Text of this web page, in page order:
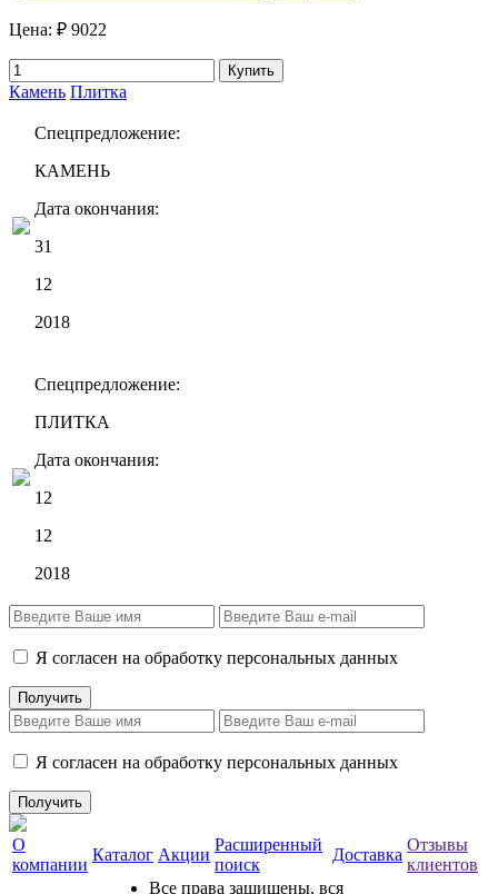
Цена: ₽ 9022
Купить
Камень Плитка
Спецпредложение:
КАМЕНЬ
Дата окончания:
31
12
2018
Спецпредложение:
ПЛИТКА
Дата окончания:
12
12
2018
Я согласен на обработку персональных данных
Я согласен на обработку персональных данных
О
компании
Каталог Акции
Расширенный
поиск
Доставка
Отзывы
клиентов
Все права защищены, вся